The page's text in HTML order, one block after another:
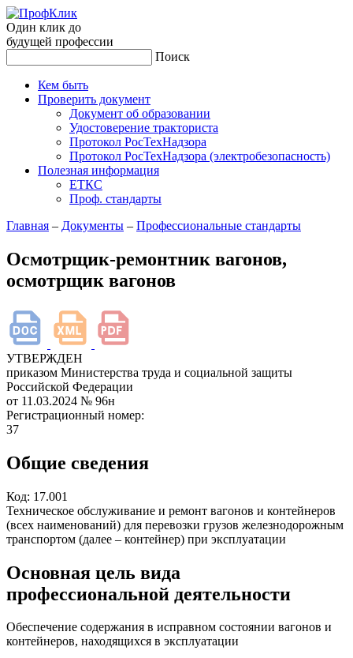
Один клик до
будущей профессии
Поиск
Кем быть
Проверить документ
Документ об образовании
Удостоверение тракториста
Протокол РосТехНадзора
Протокол РосТехНадзора (электробезопасность)
Полезная информация
ЕТКС
Проф. стандарты
Главная – Документы – Профессиональные стандарты
Осмотрщик-ремонтник вагонов,
осмотрщик вагонов
УТВЕРЖДЕН
приказом Министерства труда и социальной защиты
Российской Федерации
от 11.03.2024 № 96н
Регистрационный номер:
37
Общие сведения
Код: 17.001
Техническое обслуживание и ремонт вагонов и контейнеров
(всех наименований) для перевозки грузов железнодорожным
транспортом (далее – контейнер) при эксплуатации
Основная цель вида
профессиональной деятельности
Обеспечение содержания в исправном состоянии вагонов и
контейнеров, находящихся в эксплуатации